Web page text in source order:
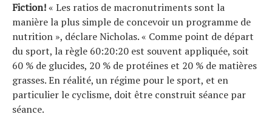
Fiction!« Les ratios de macronutriments sont la
manière la plus simple de concevoir un programme de
nutrition », déclare Nicholas. « Comme point de départ
du sport, la règle 60:20:20 est souvent appliquée, soit
60 % de glucides, 20 % de protéines et 20 % de matières
grasses. En réalité, un régime pour le sport, et en
particulier le cyclisme, doit être construit séance par
séance.